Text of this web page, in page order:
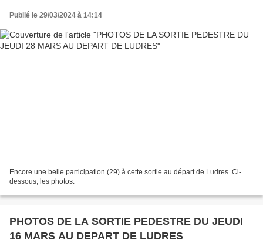
Publié le 29/03/2024 à 14:14
Encore une belle participation (29) à cette sortie au départ de Ludres. Ci-
dessous, les photos.
PHOTOS DE LA SORTIE PEDESTRE DU JEUDI
16 MARS AU DEPART DE LUDRES